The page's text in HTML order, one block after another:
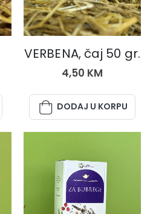
ČAJEVI
VERBENA, čaj 50 gr.
4,50 KM
DODAJ U KORPU